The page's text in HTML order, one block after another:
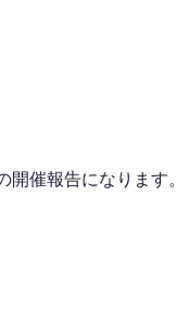
催報告になります。